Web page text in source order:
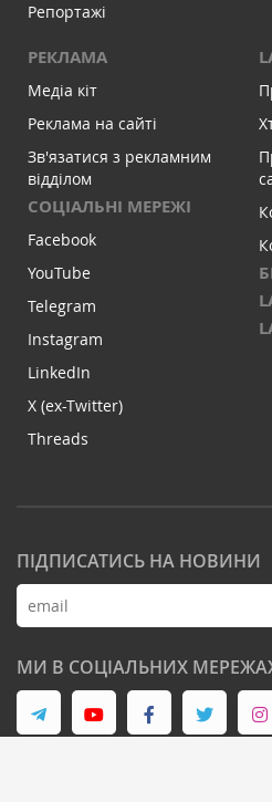
Репортажі
РЕКЛАМА
Медіа кіт
Реклама на сайті
Зв'язатися з рекламним
відділом
СОЦІАЛЬНІ МЕРЕЖІ
Facebook
YouTube
Telegram
Instagram
LinkedIn
X (ex-Twitter)
Threads
ПІДПИСАТИСЬ НА НОВИНИ
МИ В СОЦІАЛЬНИХ